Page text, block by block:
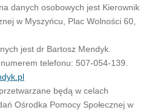
danych osobowych jest Kierownik
w Myszyńcu, Plac Wolności 60,
jest dr Bartosz Mendyk.
telefonu: 507-054-139.
będą w celach
Ośrodka Pomocy Społecznej w